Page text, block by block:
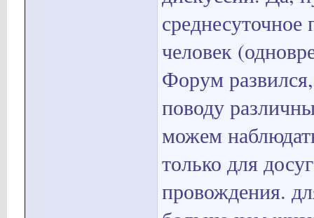
человек
Форум
поводу
можем
только для
провождения.